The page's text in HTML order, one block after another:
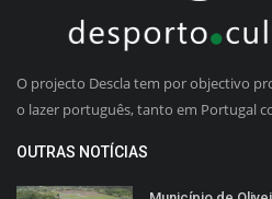
O projecto Descla tem por objectivo
o lazer português, tanto em Portugal
OUTRAS NOTÍCIAS